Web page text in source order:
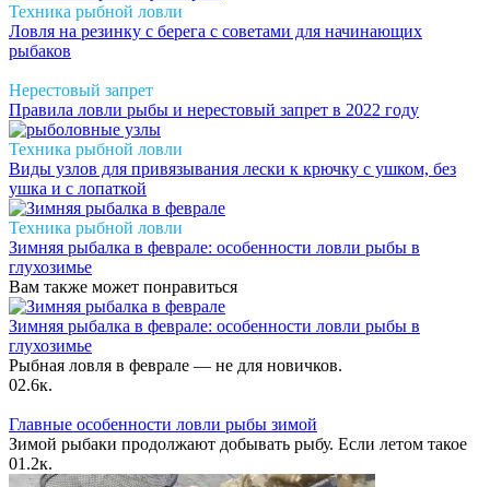
Техника рыбной ловли
Ловля на резинку с берега с советами для начинающих
рыбаков
Нерестовый запрет
Правила ловли рыбы и нерестовый запрет в 2022 году
Техника рыбной ловли
Виды узлов для привязывания лески к крючку с ушком, без
ушка и с лопаткой
Техника рыбной ловли
Зимняя рыбалка в феврале: особенности ловли рыбы в
глухозимье
Вам также может понравиться
Зимняя рыбалка в феврале: особенности ловли рыбы в
глухозимье
Рыбная ловля в феврале — не для новичков.
02.6к.
Главные особенности ловли рыбы зимой
Зимой рыбаки продолжают добывать рыбу. Если летом такое
01.2к.